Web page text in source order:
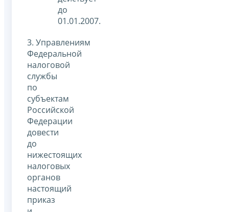
до
01.01.2007.
3. Управлениям
Федеральной
налоговой
службы
по
субъектам
Российской
Федерации
довести
до
нижестоящих
налоговых
органов
настоящий
приказ